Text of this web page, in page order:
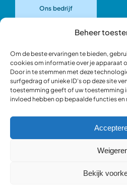
Beheer
Om de beste ervaringen te bieden,
cookies om informatie over je apparaat
Door in te stemmen met deze
surfgedrag of unieke ID's op deze site
toestemming geeft of uw toestemming
invloed hebben op bepaalde functies
Bekijk
Ons bedrijf
Ons team
Blik in de werkplaats
Webshop occasions